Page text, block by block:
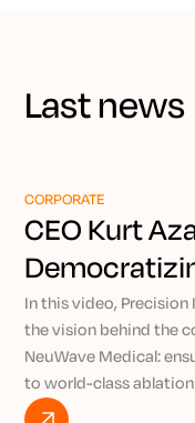
Last news
CORPORATE
CEO Kurt
Through
In this video, Precision
the vision behind the
NeuWave Medical:
to world-class
By pairing the AI-